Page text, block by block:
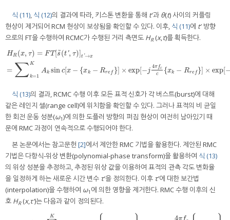
식 (11), 식 (12)의 결과에 따라, 키스톤 변환을 통해 t′과 θ(t) 사이의 커플링
현상이 제거되어 RCM 현상이 보상됨을 확인할 수 있다. 이후, 식 (11)에 t′ 방향
으로의 FT을 수행하여 RCMC가 수행된 거리 측면도 HR(x,τ)를 획득한다.
HR (x, τ) = FT[s
˜(t ', τ)] t'→x
= ∑ K
k=1
Ak sin c[x − {xk − Rre f }] × exp[−j
4πfc
c {xk − Rref}] × exp[
HR(x,τ)=F × exp
식 (13)의 결과, RCMC 수행 이후 모든 표적 신호가 각 버스트(burst)에 대해
같은 레인지 셀(range cell)에 위치함을 확인할 수 있다. 그러나 표적의 비 균일
한 회전 운동 성분(ω1)에 의한 도플러 방향의 퍼짐 현상이 여전히 남아있기 때
문에 RMC 과정이 연속적으로 수행되어야 한다.
본 논문에서는 참고문헌 [2]에서 제안한 RMC 기법을 활용한다. 제안된 RMC
기법은 다항식-위상 변환(polynomial-phase transform)을 활용하여 식 (13)
의 위상 성분을 추정하고, 추정된 위상 값을 이용하여 표적의 관측 각도 변화율
을 일정하게 하는 새로운 시간 변수 τ′을 정의한다. 이후 τ′에 대한 보간법
(interpolation)을 수행하여 ω1 에 의한 영향을 제거한다. RMC 수행 이후의 신
호 HR(x,τ′)는 다음과 같이 정의된다.
K